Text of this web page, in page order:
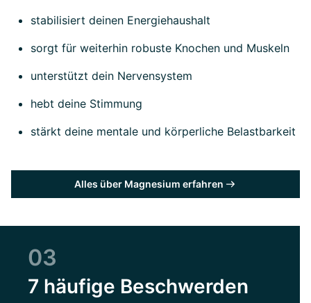
stabilisiert deinen Energiehaushalt
sorgt für weiterhin robuste Knochen und Muskeln
unterstützt dein Nervensystem
hebt deine Stimmung
stärkt deine mentale und körperliche Belastbarkeit
Alles über Magnesium erfahren
03
7 häufige Beschwerden